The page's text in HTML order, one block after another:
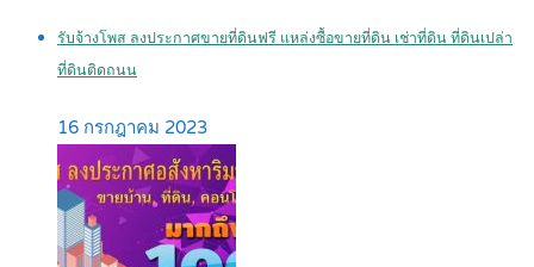
รับจ้างโพส ลงประกาศขายที่ดินฟรี แหล่งซื้อขายที่ดิน เช่าที่ดิน ที่ดินเปล่า
ที่ดินติดถนน
16 กรกฎาคม 2023